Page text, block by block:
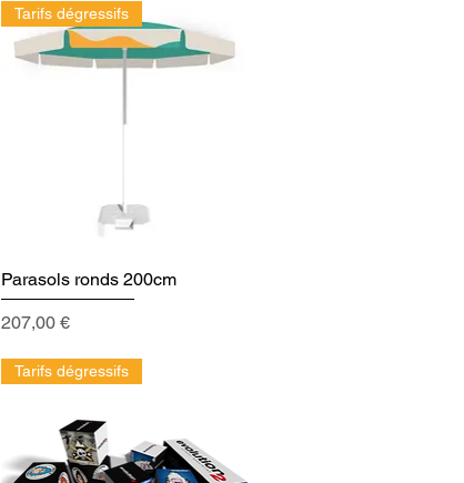
Aperçu rapide
Tarifs dégressifs
Parasols ronds 200cm
Prix
207,00 €
Tarifs dégressifs